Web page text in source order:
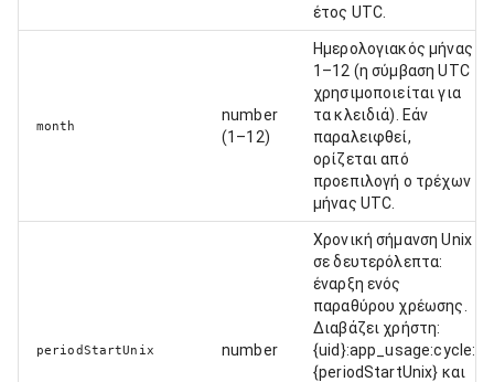
έτος UTC.
month
number
(1–12)
Ημερολογιακός μήνας
1–12 (η σύμβαση UTC
χρησιμοποιείται για
τα κλειδιά). Εάν
παραλειφθεί,
ορίζεται από
προεπιλογή ο τρέχων
μήνας UTC.
periodStartUnix number
Χρονική σήμανση Unix
σε δευτερόλεπτα:
έναρξη ενός
παραθύρου χρέωσης.
Διαβάζει χρήστη:
{uid}:app_usage:cycle:
{periodStartUnix} και